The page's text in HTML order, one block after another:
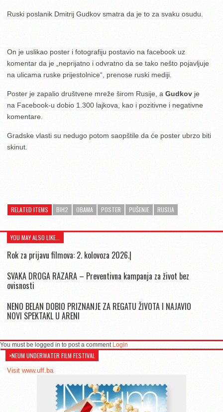
Ruski poslanik Dmitrij Gudkov smatra da je to za svaku osudu.
On je uslikao poster i fotografiju postavio na facebook uz
komentar da je „neprijatno i odvratno da se tako nešto pojavljuje
na ulicama ruske prijestolnice“, prenose ruski mediji.
Poster je zapalio društvene mreže širom Rusije, a Gudkov je
na Facebook-u dobio 1.300 lajkova, kao i pozitivne i negativne
komentare.
Gradske vlasti su nedugo potom saopštile da će poster ubrzo biti
skinut.
RELATED ITEMS BIH2 OBAMA POSTER PUŠENJE RUSIJA
YOU MAY ALSO LIKE...
Rok za prijavu filmova: 2. kolovoza 2026.|
SVAKA DROGA RAZARA – Preventivna kampanja za život bez
ovisnosti
NENO BELAN DOBIO PRIZNANJE ZA REGATU ŽIVOTA I NAJAVIO
NOVI SPEKTAKL U ARENI
You must be logged in to post a comment Login
>NEUM UNDERWATER FILM FESTIVAL
Visit www.uff.ba